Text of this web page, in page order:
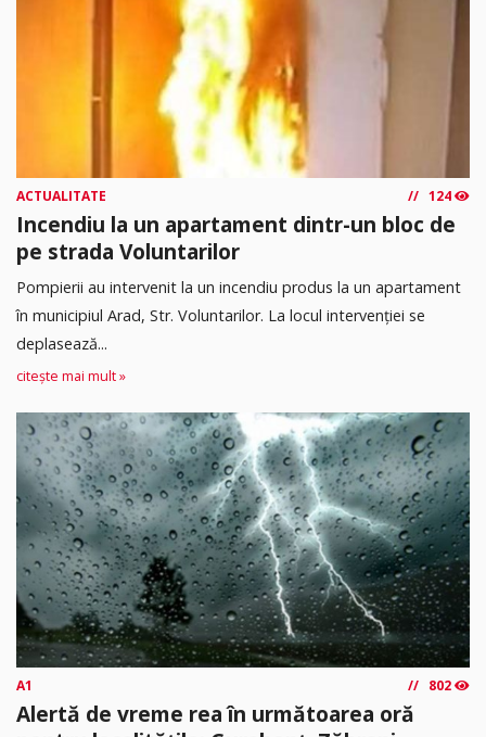
ACTUALITATE 124
Incendiu la un apartament dintr-un bloc de
pe strada Voluntarilor
Pompierii au intervenit la un incendiu produs la un apartament
în municipiul Arad, Str. Voluntarilor. La locul intervenției se
deplasează...
citește mai mult »
A1 802
Alertă de vreme rea în următoarea oră